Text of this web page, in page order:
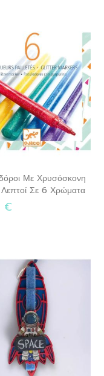
Με Χρυσόσκονη
Σε 6 Χρώματα
€